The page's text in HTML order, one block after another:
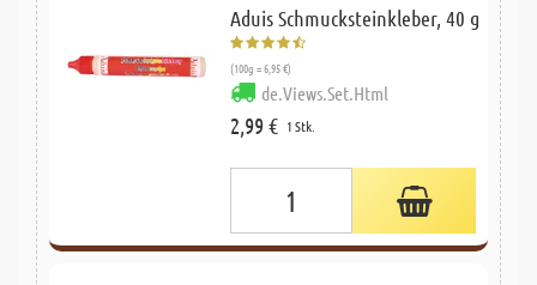
Aduis Schmucksteinkleber, 40 g
(100g = 6,95 €)
de.Views.Set.Html
2,99 € 1 Stk.